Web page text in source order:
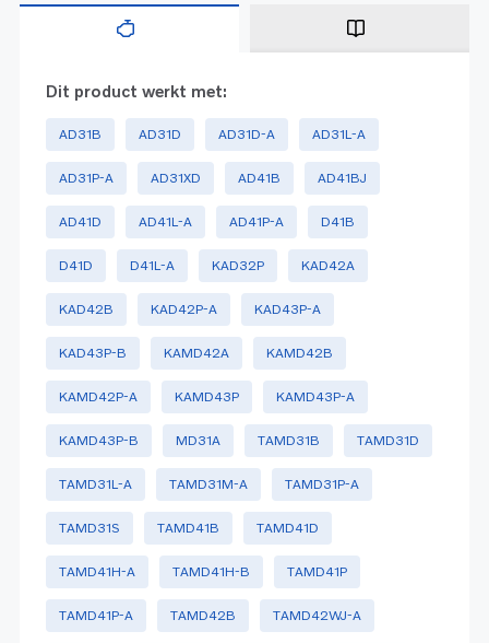
Dit product werkt met:
AD31B AD31D AD31D-A AD31L-A
AD31P-A AD31XD AD41B AD41BJ
AD41D AD41L-A AD41P-A D41B
D41D D41L-A KAD32P KAD42A
KAD42B KAD42P-A KAD43P-A
KAD43P-B KAMD42A KAMD42B
KAMD42P-A KAMD43P KAMD43P-A
KAMD43P-B MD31A TAMD31B TAMD31D
TAMD31L-A TAMD31M-A TAMD31P-A
TAMD31S TAMD41B TAMD41D
TAMD41H-A TAMD41H-B TAMD41P
TAMD41P-A TAMD42B TAMD42WJ-A